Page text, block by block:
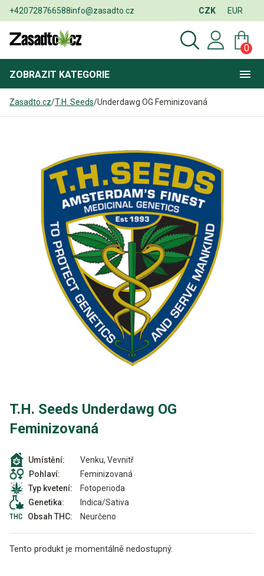
+420728766588info@zasadto.cz CZK EUR
0
ZOBRAZIT KATEGORIE
Zasadto.cz/T.H. Seeds/Underdawg OG Feminizovaná
T.H. Seeds Underdawg OG
Feminizovaná
Umístění:
Venku, Vevnitř
Pohlaví:
Feminizovaná
Typ kvetení:
Fotoperioda
Genetika:
Indica/Sativa
Obsah THC:
Neurčeno
Tento produkt je momentálně nedostupný.